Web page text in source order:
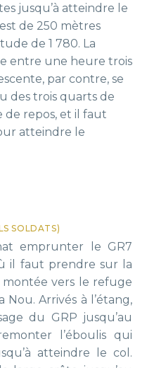
jusqu’à atteindre le
de 250 mètres
de 1 780. La
entre une heure trois
par contre, se
des trois quarts de
de repos, et il faut
atteindre le
SOLDATS)
emprunter le GR7
il faut prendre sur la
vers le refuge
Nou. Arrivés à l’étang,
du GRP jusqu’au
l’éboulis qui
atteindre le col.